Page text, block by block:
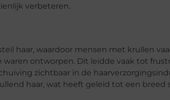
verbeteren.
haar, waardoor mensen met krullen
ontworpen. Dit leidde vaak tot
zichtbaar in de
haar, wat heeft geleid tot een breed